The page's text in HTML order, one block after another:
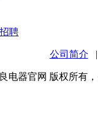
聘
公司简介
电器官网 版权所有